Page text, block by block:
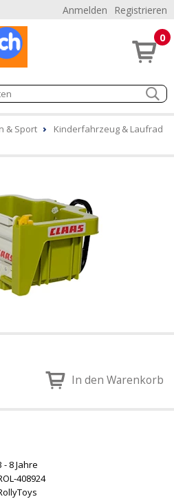
Anmelden Registrieren
0
& Sport
Kinderfahrzeug & Laufrad
In den Warenkorb
- 8 Jahre
408924